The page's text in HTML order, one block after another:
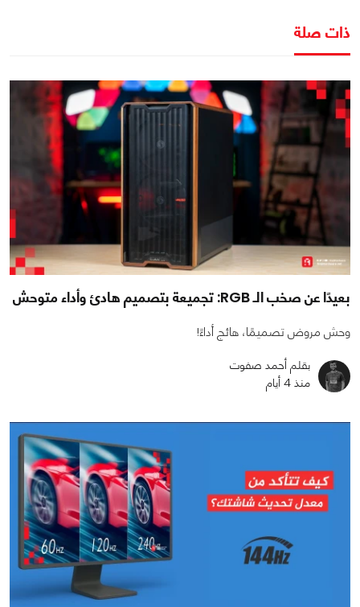
ذات صلة
بعيدًا عن صخب الـ RGB: تجميعة بتصميم هادئ وأداء متوحش
وحش مروض تصميمًا، هائج أداءً!
بقلم أحمد صفوت
منذ 4 أيام